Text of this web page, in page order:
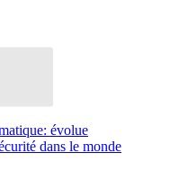
évolue
dans le monde